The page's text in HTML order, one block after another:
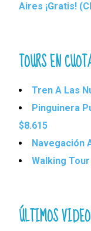
Aires ¡Gratis!
TOURS EN
Tren A Las
Pinguinera
$8.615
Navegación
Walking
ÚLTIMOS